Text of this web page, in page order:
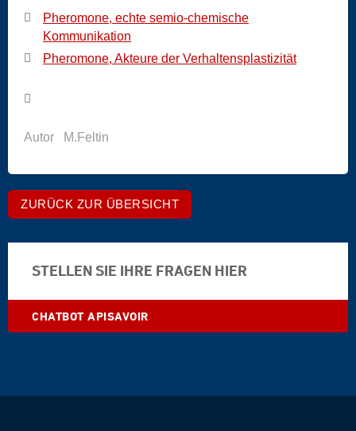
Pheromone, echte semio-chemische
Kommunikation
Pheromone, Akteure der Verhaltensplastizität
Autor M.Feltin
ZURÜCK ZUR ÜBERSICHT
STELLEN SIE IHRE FRAGEN HIER
CHATBOT APISAVOIR